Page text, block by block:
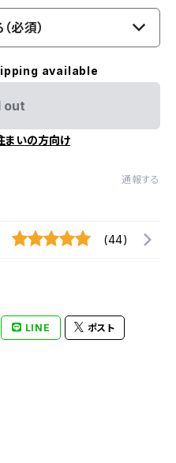
必須）
available
out
まいの方向け
通報する
(44)
LINE ポスト